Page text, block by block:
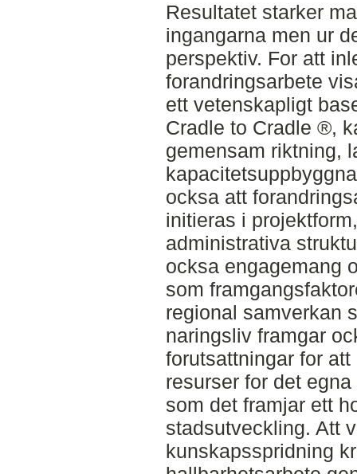
Resultatet starker
ingangarna men ur
perspektiv. For att
forandringsarbete
ett vetenskapligt
Cradle to Cradle ®,
gemensam riktning,
ocksa att
initieras i
administrativa
ocksa engagemang
som
regional samverkan
naringsliv framgar
forutsattningar for
resurser for det
som det framjar ett
stadsutveckling. Att
kunskapsspridning